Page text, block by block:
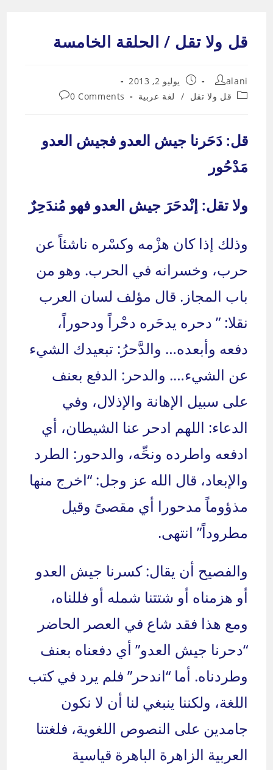
contentقل ولا تقل / الحلقة الخامسة
Post
author:
alani
Post
published:
يوليو 2, 2013
Postقل ولا تقل / لغة عربية
Post
0 Comments
قل: دَحَرنا جيش العدو فجيش العدو
مَدْحُور
ولا تقل: إنْدحَرَ جيش العدو فهو مُندَحِرٌ
وذلك إذا كان هزْمه وكسْره ناشئاً عن
حرب، وخسرانه في الحرب. وهو من
باب المجاز. قال مؤلف لسان العرب
نقلا: ” دحره يدحَره دحْراً ودحوراً،
دفعه وأبعده… والدَّحرُ: تبعيدك الشيء
عن الشيء…. والدحر: الدفع بعنف
على سبيل الإهانة والإذلال، وفي
الدعاء: اللهم ادحر عنا الشيطان، أي
ادفعه واطرده ونحِّه، والدحور: الطرد
والإبعاد، قال الله عز وجل: “اخرج منها
مذؤوماً مدحورا أي مقصىً وقيل
مطروداً” انتهى.
والفصيح أن يقال: كسرنا جيش العدو
أو هزمناه أو شتتنا شمله أو فللناه،
ومع هذا فقد شاع في العصر الحاضر
“دحرنا جيش العدو” أي دفعناه بعنف
وطردناه. أما “اندحر” فلم يرد في كتب
اللغة، ولكننا ينبغي لنا أن لا نكون
جامدين على النصوص اللغوية، فلغتنا
العربية الزاهرة الباهرة قياسية